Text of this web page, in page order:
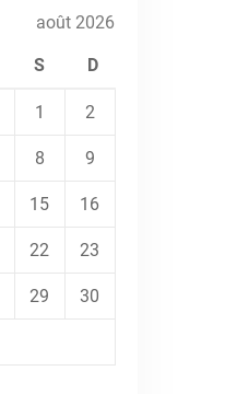
août 2026
S D
1 2
8 9
15 16
22 23
29 30